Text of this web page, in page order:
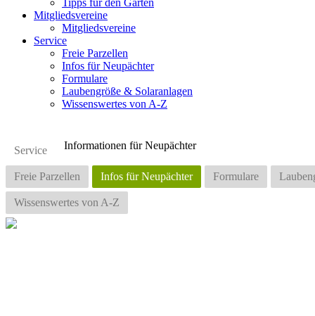
Tipps für den Garten
Mitgliedsvereine
Mitgliedsvereine
Service
Freie Parzellen
Infos für Neupächter
Formulare
Laubengröße & Solaranlagen
Wissenswertes von A-Z
Service
Freie Parzellen Infos für Neupächter Formulare
Wissenswertes von A-Z
Informationen für Neupächter